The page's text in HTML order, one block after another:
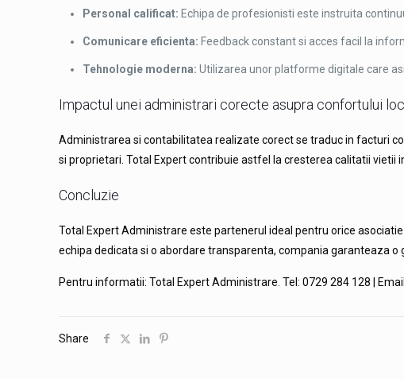
Personal calificat: Echipa de profesionisti este instruita
Comunicare eficienta: Feedback constant si acces facil la
Tehnologie moderna: Utilizarea unor platforme digitale care
Impactul unei administrari corecte asupra confortului
Administrarea si contabilitatea realizate corect se traduc in facturi
si proprietari. Total Expert contribuie astfel la cresterea calitatii vietii
Concluzie
Total Expert Administrare este partenerul ideal pentru orice
echipa dedicata si o abordare transparenta, compania garanteaza
Pentru informatii: Total Expert Administrare. Tel: 0729 284 128 |
Share